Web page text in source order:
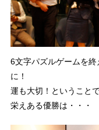
6文字パズルゲームを
に！
運も大切！ということ
栄えある優勝は・・・